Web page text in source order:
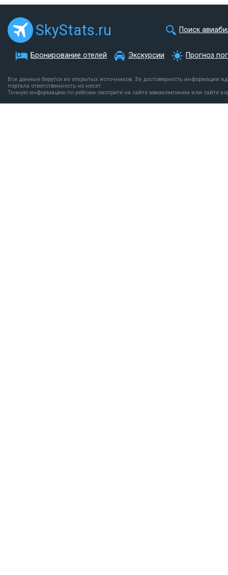
SkyStats.ru Поиск
Бронирование отелей Экскурсии Прогноз
Все данные берутся из открытых источников. За достоверность информации
портала ответственность не несет.
Точную информацию по рейсам смотрите на сайте авиакомпании или сайте